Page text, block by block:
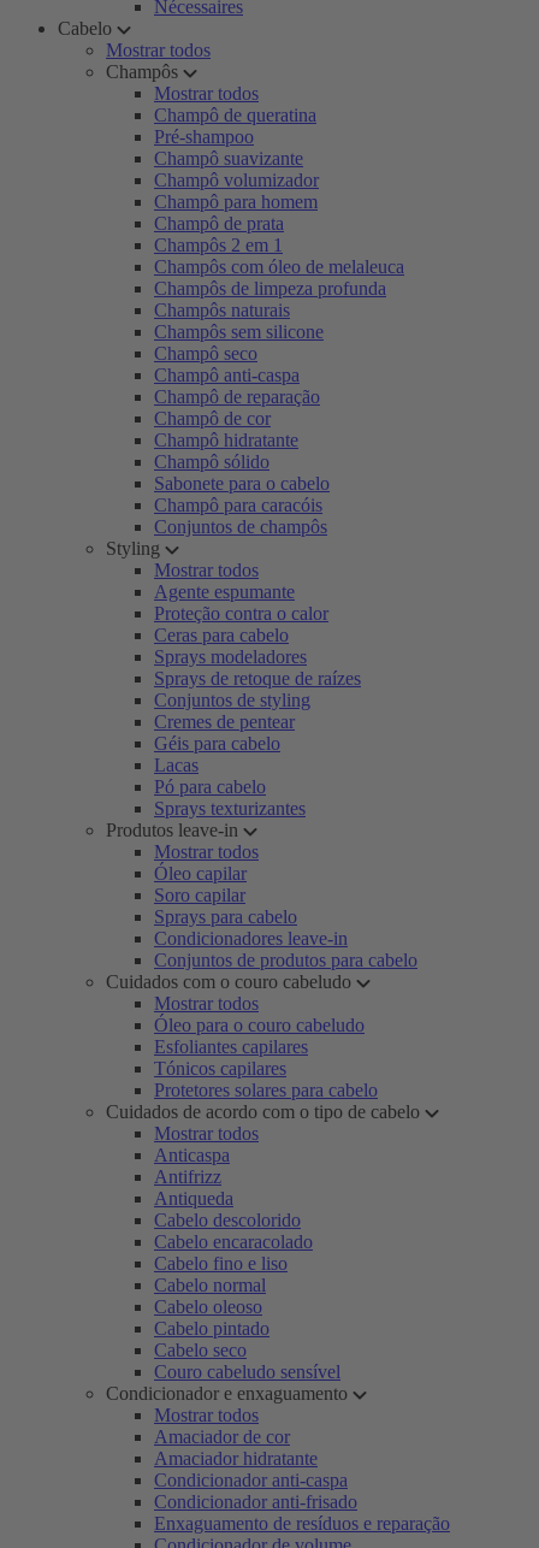
Nécessaires
Cabelo
Mostrar todos
Champôs
Mostrar todos
Champô de queratina
Pré-shampoo
Champô suavizante
Champô volumizador
Champô para homem
Champô de prata
Champôs 2 em 1
Champôs com óleo de melaleuca
Champôs de limpeza profunda
Champôs naturais
Champôs sem silicone
Champô seco
Champô anti-caspa
Champô de reparação
Champô de cor
Champô hidratante
Champô sólido
Sabonete para o cabelo
Champô para caracóis
Conjuntos de champôs
Styling
Mostrar todos
Agente espumante
Proteção contra o calor
Ceras para cabelo
Sprays modeladores
Sprays de retoque de raízes
Conjuntos de styling
Cremes de pentear
Géis para cabelo
Lacas
Pó para cabelo
Sprays texturizantes
Produtos leave-in
Mostrar todos
Óleo capilar
Soro capilar
Sprays para cabelo
Condicionadores leave-in
Conjuntos de produtos para cabelo
Cuidados com o couro cabeludo
Mostrar todos
Óleo para o couro cabeludo
Esfoliantes capilares
Tónicos capilares
Protetores solares para cabelo
Cuidados de acordo com o tipo de cabelo
Mostrar todos
Anticaspa
Antifrizz
Antiqueda
Cabelo descolorido
Cabelo encaracolado
Cabelo fino e liso
Cabelo normal
Cabelo oleoso
Cabelo pintado
Cabelo seco
Couro cabeludo sensível
Condicionador e enxaguamento
Mostrar todos
Amaciador de cor
Amaciador hidratante
Condicionador anti-caspa
Condicionador anti-frisado
Enxaguamento de resíduos e reparação